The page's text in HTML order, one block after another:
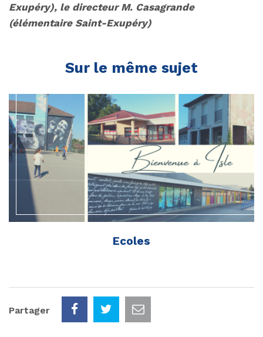
Exupéry), le directeur M. Casagrande
(élémentaire Saint-Exupéry)
Sur le même sujet
Ecoles
Partager